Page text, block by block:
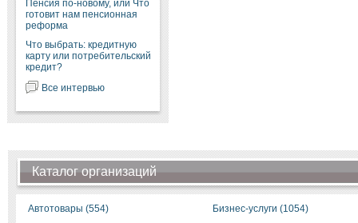
Пенсия по-новому, или Что
готовит нам пенсионная
реформа
Что выбрать: кредитную
карту или потребительский
кредит?
Все интервью
Каталог организаций
Автотовары (554)
Бизнес-услуги (1054)